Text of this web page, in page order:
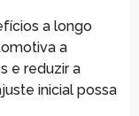
a longo
a
e reduzir a
inicial possa